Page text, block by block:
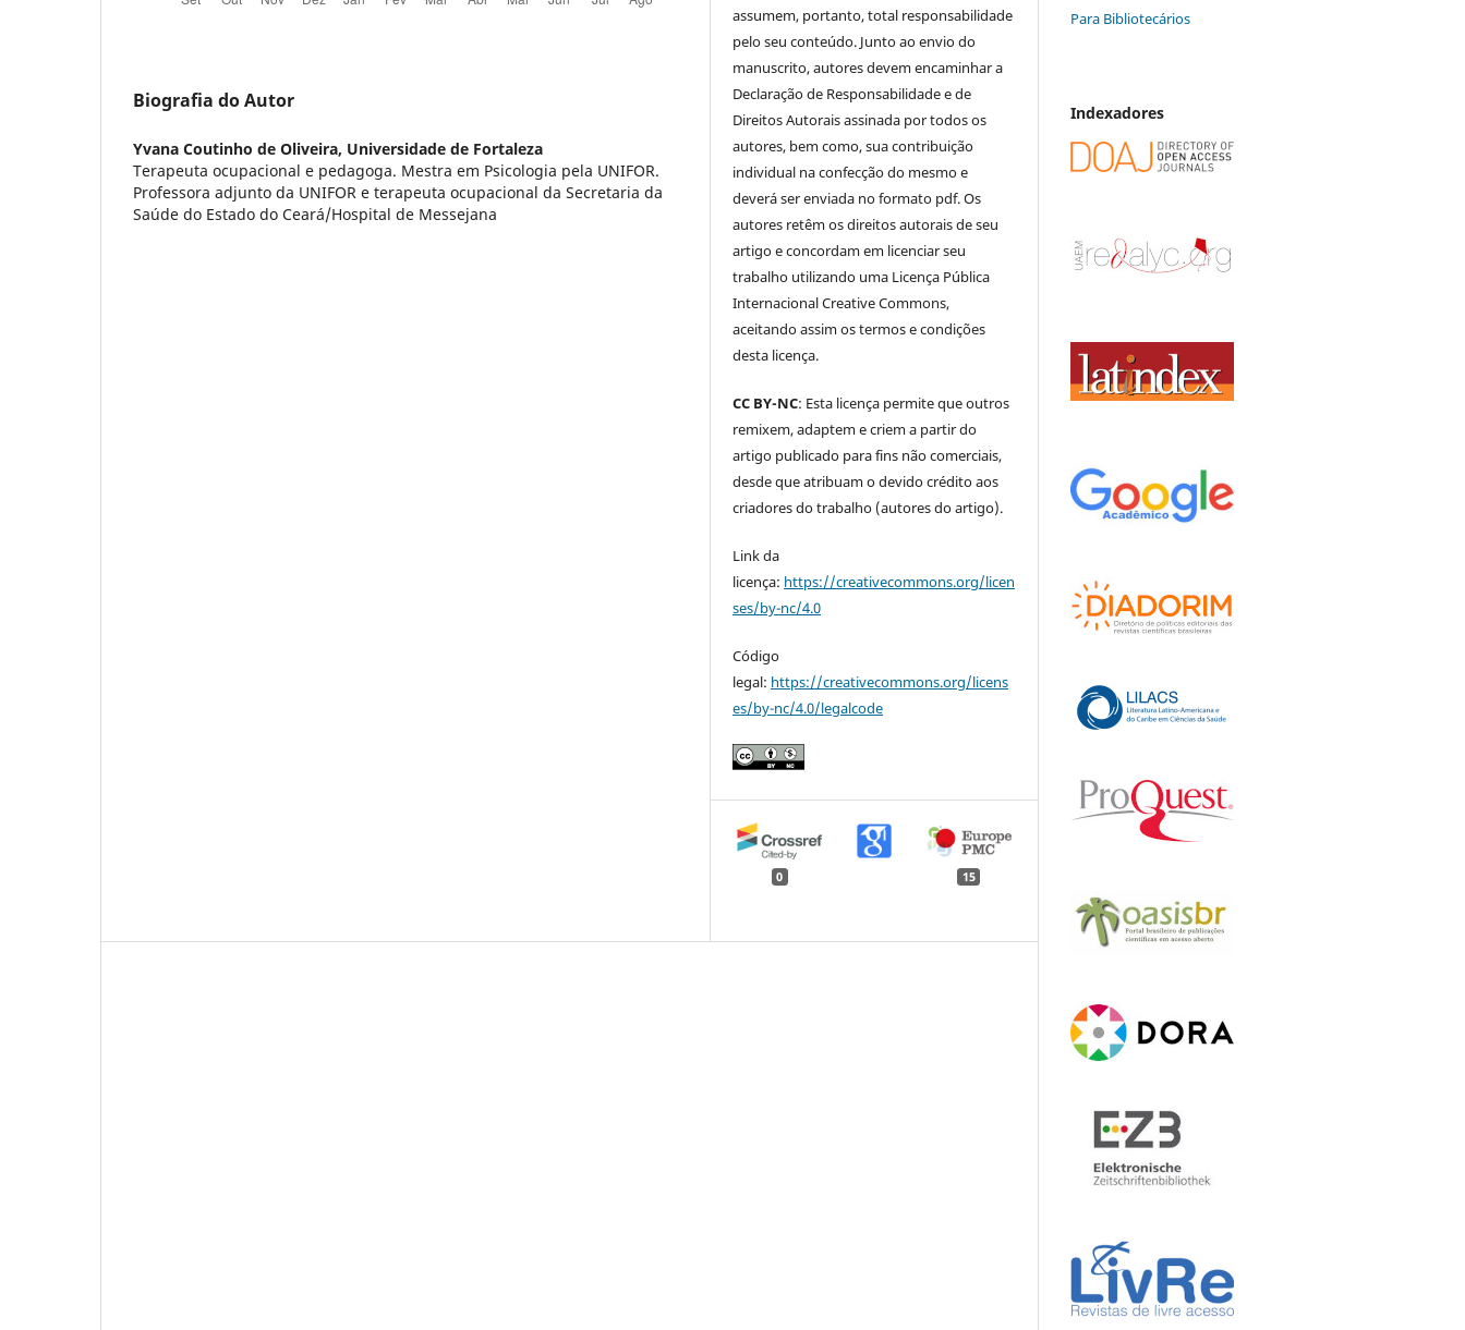
Biografia do Autor
Yvana Coutinho de Oliveira, Universidade de Fortaleza
Terapeuta ocupacional e pedagoga. Mestra em Psicologia pela UNIFOR.
Professora adjunto da UNIFOR e terapeuta ocupacional da Secretaria da
Saúde do Estado do Ceará/Hospital de Messejana
assumem, portanto, total responsabilidade
pelo seu conteúdo. Junto ao envio do
manuscrito, autores devem encaminhar a
Declaração de Responsabilidade e de
Direitos Autorais assinada por todos os
autores, bem como, sua contribuição
individual na confecção do mesmo e
deverá ser enviada no formato pdf. Os
autores retêm os direitos autorais de seu
artigo e concordam em licenciar seu
trabalho utilizando uma Licença Pública
Internacional Creative Commons,
aceitando assim os termos e condições
desta licença.
CC BY-NC: Esta licença permite que outros
remixem, adaptem e criem a partir do
artigo publicado para fins não comerciais,
desde que atribuam o devido crédito aos
criadores do trabalho (autores do artigo).
Link da
licença: https://creativecommons.org/licen
ses/by-nc/4.0
Código
legal: https://creativecommons.org/licens
es/by-nc/4.0/legalcode
0 15
Para Bibliotecários
Indexadores